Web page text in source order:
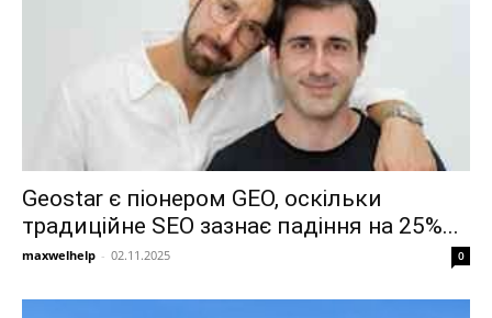
Geostar є піонером GEO, оскільки
традиційне SEO зазнає падіння на 25%...
maxwelhelp - 02.11.2025 0